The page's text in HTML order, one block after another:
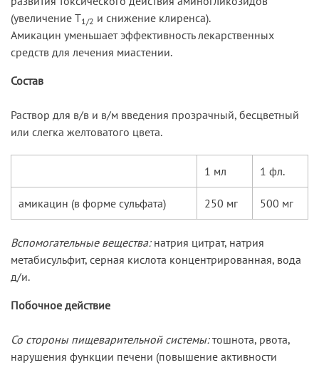
(увеличение T1/2 и снижение клиренса).
Амикацин уменьшает эффективность лекарственных
средств для лечения миастении.
Состав
Раствор для в/в и в/м введения прозрачный, бесцветный
или слегка желтоватого цвета.
1 мл 1 фл.
амикацин (в форме сульфата) 250 мг 500 мг
Вспомогательные вещества: натрия цитрат, натрия
метабисульфит, серная кислота концентрированная, вода
д/и.
Побочное действие
Со стороны пищеварительной системы:тошнота, рвота,
нарушения функции печени (повышение активности